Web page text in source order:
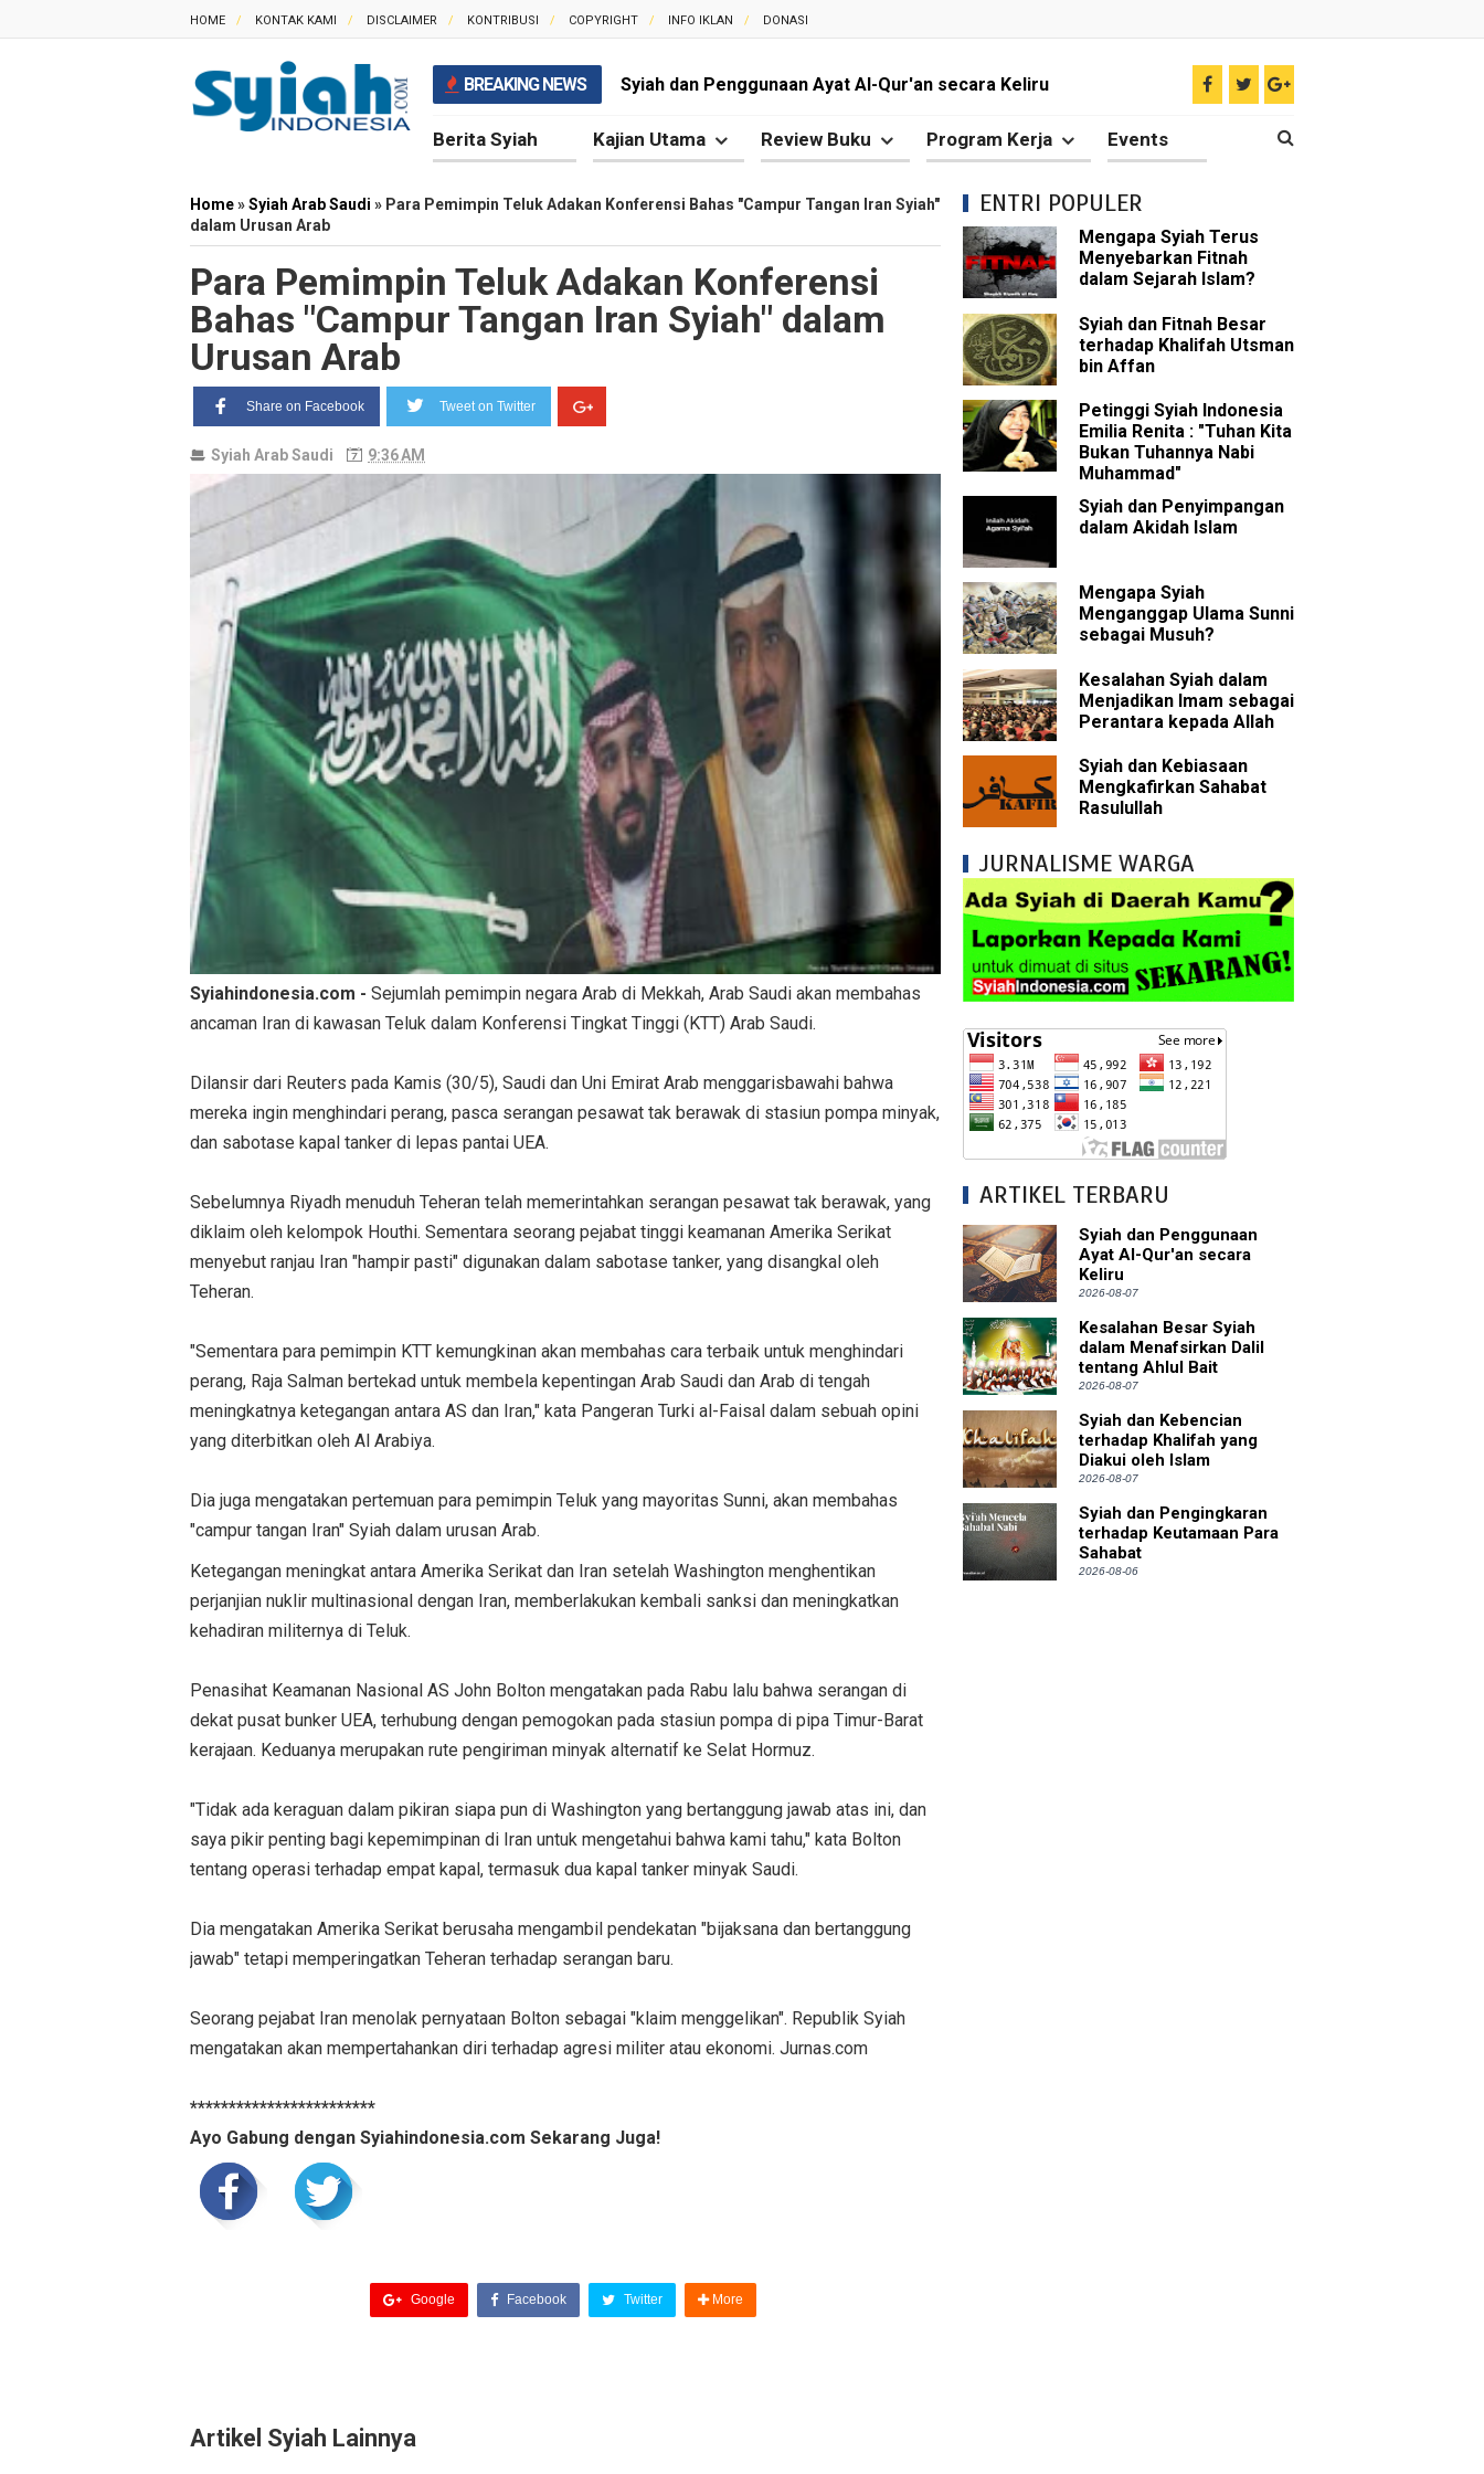
HOME KONTAK KAMI DISCLAIMER KONTRIBUSI COPYRIGHT INFO IKLAN DONASI
BREAKING NEWS Syiah dan Penggunaan Ayat Al-Qur'an secara Keliru
Kesalahan Besar Syiah dalam Menafsirkan Dalil tentang Ahlul Bait
Syiah dan Pengingkaran terhadap Keutamaan Para Sahabat
Mengapa Syiah Mengklaim Imam Mereka Memiliki Ilmu Ghaib?
Mengapa Syiah Menganggap Semua Sahabat Nabi Pengkhianat?
Syiah dan Kebiasaan Mengkafirkan Sahabat Rasulullah
Kesalahan Syiah dalam Menyikapi Peran Sahabat Nabi
Syiah dan Pengingkaran terhadap Hadis Shahih Sunni
Syiah dan Fitnah Besar terhadap Khalifah Utsman bin Affan
Mengapa Syiah Menghalalkan Nikah Mut'ah?
Syiah dan Penyelewengan dalam Pemahaman tentang Khalifah
Syiah dan Penyimpangan dalam Akidah Islam
Kesalahan Syiah dalam Menyikapi Khalifah Abu Bakar
Syiah dan Konsep Imamah yang Tidak Masuk Akal dalam Islam
Syiah dan Ketidakkonsistenan dalam Konsep Mahdi
Syiah dan Kedustaan tentang Hak Kekhalifahan
Syiah dan Ketidakbenaran Ajarannya tentang Wilayah Imam
Syiah dan Kedustaan tentang Peristiwa Karbala
Syiah dan Upaya Merusak Ukhuwah Islamiyah
Berita Syiah Kajian Utama Review Buku Program Kerja Events
Home»Syiah Arab Saudi » Para Pemimpin Teluk Adakan Konferensi Bahas "Campur Tangan Iran Syiah"
dalam Urusan Arab
Para Pemimpin Teluk Adakan Konferensi
Bahas "Campur Tangan Iran Syiah" dalam
Urusan Arab
Share on Facebook Tweet on Twitter
Syiah Arab Saudi 9:36 AM
Syiahindonesia.com - Sejumlah pemimpin negara Arab di Mekkah, Arab Saudi akan membahas
ancaman Iran di kawasan Teluk dalam Konferensi Tingkat Tinggi (KTT) Arab Saudi.
Dilansir dari Reuters pada Kamis (30/5), Saudi dan Uni Emirat Arab menggarisbawahi bahwa
mereka ingin menghindari perang, pasca serangan pesawat tak berawak di stasiun pompa minyak,
dan sabotase kapal tanker di lepas pantai UEA.
Sebelumnya Riyadh menuduh Teheran telah memerintahkan serangan pesawat tak berawak, yang
diklaim oleh kelompok Houthi. Sementara seorang pejabat tinggi keamanan Amerika Serikat
menyebut ranjau Iran "hampir pasti" digunakan dalam sabotase tanker, yang disangkal oleh
Teheran.
"Sementara para pemimpin KTT kemungkinan akan membahas cara terbaik untuk menghindari
perang, Raja Salman bertekad untuk membela kepentingan Arab Saudi dan Arab di tengah
meningkatnya ketegangan antara AS dan Iran," kata Pangeran Turki al-Faisal dalam sebuah opini
yang diterbitkan oleh Al Arabiya.
Dia juga mengatakan pertemuan para pemimpin Teluk yang mayoritas Sunni, akan membahas
"campur tangan Iran" Syiah dalam urusan Arab.
Ketegangan meningkat antara Amerika Serikat dan Iran setelah Washington menghentikan
perjanjian nuklir multinasional dengan Iran, memberlakukan kembali sanksi dan meningkatkan
kehadiran militernya di Teluk.
Penasihat Keamanan Nasional AS John Bolton mengatakan pada Rabu lalu bahwa serangan di
dekat pusat bunker UEA, terhubung dengan pemogokan pada stasiun pompa di pipa Timur-Barat
kerajaan. Keduanya merupakan rute pengiriman minyak alternatif ke Selat Hormuz.
"Tidak ada keraguan dalam pikiran siapa pun di Washington yang bertanggung jawab atas ini, dan
saya pikir penting bagi kepemimpinan di Iran untuk mengetahui bahwa kami tahu," kata Bolton
tentang operasi terhadap empat kapal, termasuk dua kapal tanker minyak Saudi.
Dia mengatakan Amerika Serikat berusaha mengambil pendekatan "bijaksana dan bertanggung
jawab" tetapi memperingatkan Teheran terhadap serangan baru.
Seorang pejabat Iran menolak pernyataan Bolton sebagai "klaim menggelikan". Republik Syiah
mengatakan akan mempertahankan diri terhadap agresi militer atau ekonomi. Jurnas.com
************************
Ayo Gabung dengan Syiahindonesia.com Sekarang Juga!
Google Facebook Twitter More
Artikel Syiah Lainnya
ENTRI POPULER
Mengapa Syiah Terus
Menyebarkan Fitnah
dalam Sejarah Islam?
Syiah dan Fitnah Besar
terhadap Khalifah Utsman
bin Affan
Petinggi Syiah Indonesia
Emilia Renita : "Tuhan Kita
Bukan Tuhannya Nabi
Muhammad"
Syiah dan Penyimpangan
dalam Akidah Islam
Mengapa Syiah
Menganggap Ulama Sunni
sebagai Musuh?
Kesalahan Syiah dalam
Menjadikan Imam sebagai
Perantara kepada Allah
Syiah dan Kebiasaan
Mengkafirkan Sahabat
Rasulullah
JURNALISME WARGA
ARTIKEL TERBARU
Syiah dan Penggunaan
Ayat Al-Qur'an secara
Keliru
2026-08-07
Kesalahan Besar Syiah
dalam Menafsirkan Dalil
tentang Ahlul Bait
2026-08-07
Syiah dan Kebencian
terhadap Khalifah yang
Diakui oleh Islam
2026-08-07
Syiah dan Pengingkaran
terhadap Keutamaan Para
Sahabat
2026-08-06